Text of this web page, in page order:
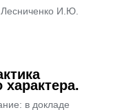
И.Ю.
в докладе